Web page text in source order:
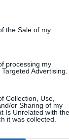
the Sale of my
processing my
Advertising.
Collection, Use,
or Sharing of my
Is Unrelated with the
it was collected.
sul
del